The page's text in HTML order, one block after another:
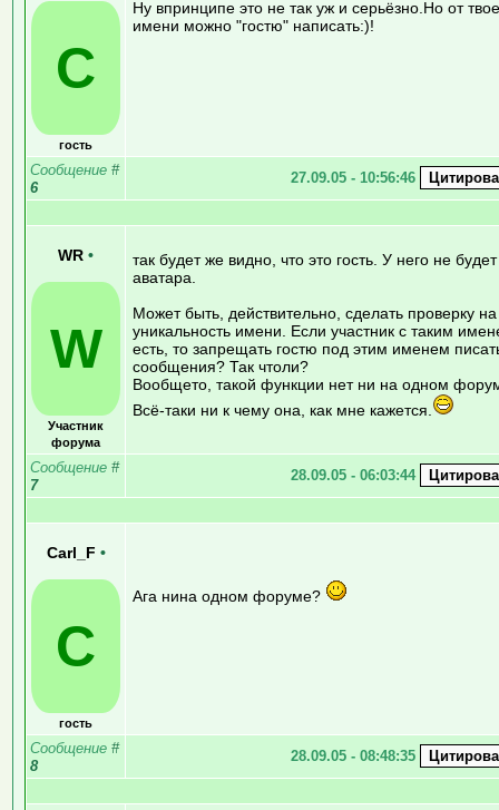
C
гость
Ну впринципе это не так уж и серьёзно.Но от
имени можно "гостю" написать:)!
Сообщение #
6
27.09.05 - 10:56:46
WR •
W
Участник
форума
так будет же видно, что это гость. У него не будет
аватара.
Может быть, действительно, сделать проверку на
уникальность имени. Если участник с таким
есть, то запрещать гостю под этим именем
сообщения? Так чтоли?
Вообщето, такой функции нет ни на одном
Всё-таки ни к чему она, как мне кажется.
Сообщение #
7
28.09.05 - 06:03:44
Carl_F •
C
гость
Ага нина одном форуме?
Сообщение #
8
28.09.05 - 08:48:35